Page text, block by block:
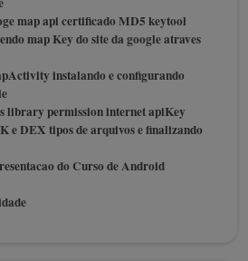
map api certificado MD5 keytool
map Key do site da google atraves
instalando e configurando
library permission internet apiKey
e DEX tipos de arquivos e finalizando
do Curso de Android